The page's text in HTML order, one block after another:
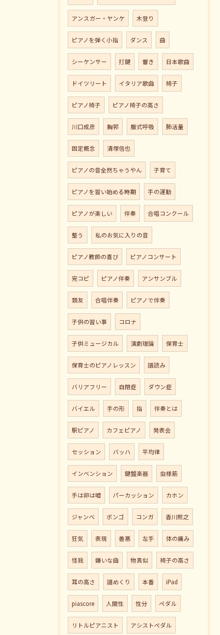
アンスガー・ヤンケ 木登り
ピアノを弾く小指 ダンス 曲
シーケンサー 打鍵 響き 日本歌曲
ドイツリート イタリア歌曲 椅子
ピアノ椅子 ピアノ椅子の高さ
川口成彦 胸郭 腹式呼吸 肺活量
固定概念 清塚信也
ピアノの音全然ちゃうやん 子育て
ピアノを習い始める時期 手の運動
ピアノが楽しい 伴奏 合唱コンクール
整う 私のお気に入りの音
ピアノ教師の喜び ピアノコンサート
完コピ ピアノ伴奏 アンサンブル
類友 合唱伴奏 ピアノで伴奏
子供の習い事 コロナ
子供ミュージカル 演劇理論 保育士
保育士のピアノレッスン 譜読み
バリアフリー 自閉症 ダウン症
バイエル 手の形 指 伴奏とは
駅ピアノ カフェピアノ 発表会
セッション バッハ 平均律
インベンション 鍵盤楽器 虫様筋
手は卵は嘘 パーカッション カホン
ジャンべ ボンゴ コンガ 香川照之
狂気 表現 善悪 左手 体の痛み
怪我 嫌いな曲 物真似 椅子の高さ
耳の高さ 譜めくり 本番 iPad
piascore 人間性 性分 ペダル
リトルピアニスト アシストペダル